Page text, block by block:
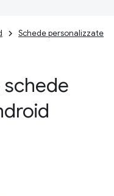
Schede personalizzate
schede